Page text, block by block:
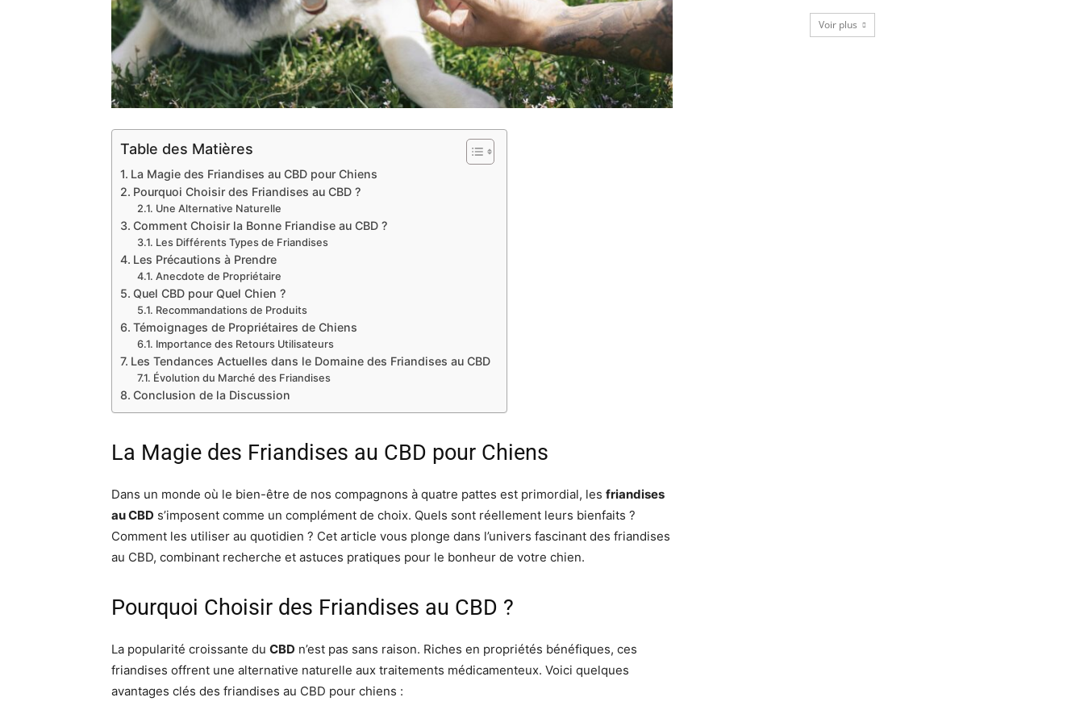
Table des Matières
La Magie des Friandises au CBD pour Chiens
Pourquoi Choisir des Friandises au CBD ?
Une Alternative Naturelle
Comment Choisir la Bonne Friandise au CBD ?
Les Différents Types de Friandises
Les Précautions à Prendre
Anecdote de Propriétaire
Quel CBD pour Quel Chien ?
Recommandations de Produits
Témoignages de Propriétaires de Chiens
Importance des Retours Utilisateurs
Les Tendances Actuelles dans le Domaine des Friandises au CBD
Évolution du Marché des Friandises
Conclusion de la Discussion
La Magie des Friandises au CBD pour Chiens
Dans un monde où le bien-être de nos compagnons à quatre pattes est primordial, les friandises
au CBD s’imposent comme un complément de choix. Quels sont réellement leurs bienfaits ?
Comment les utiliser au quotidien ? Cet article vous plonge dans l’univers fascinant des friandises
au CBD, combinant recherche et astuces pratiques pour le bonheur de votre chien.
Pourquoi Choisir des Friandises au CBD ?
La popularité croissante du CBD n’est pas sans raison. Riches en propriétés bénéfiques, ces
friandises offrent une alternative naturelle aux traitements médicamenteux. Voici quelques
avantages clés des friandises au CBD pour chiens :
Voir plus